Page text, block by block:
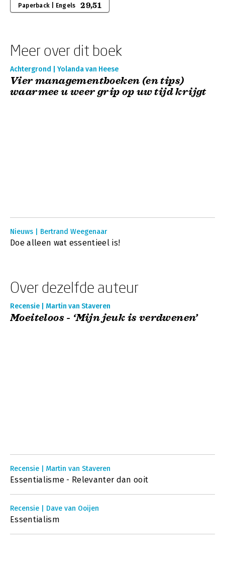
Paperback | Engels 29,51
Meer over dit boek
Achtergrond | Yolanda van Heese
Vier managementboeken (en tips)
waarmee u weer grip op uw tijd krijgt
Nieuws | Bertrand Weegenaar
Doe alleen wat essentieel is!
Over dezelfde auteur
Recensie | Martin van Staveren
Moeiteloos - ‘Mijn jeuk is verdwenen’
Recensie | Martin van Staveren
Essentialisme - Relevanter dan ooit
Recensie | Dave van Ooijen
Essentialism